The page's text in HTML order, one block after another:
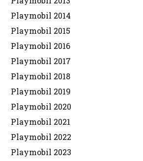
Playmobil 2014
Playmobil 2015
Playmobil 2016
Playmobil 2017
Playmobil 2018
Playmobil 2019
Playmobil 2020
Playmobil 2021
Playmobil 2022
Playmobil 2023